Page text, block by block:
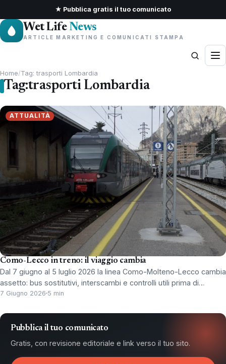
★ Pubblica gratis il tuo comunicato
Wet Life News
ARTICLE MARKETING E COMUNICATI STAMPA
Home/Tag: trasporti Lombardia
Tag:trasporti Lombardia
ATTUALITÀ
Como-Lecco in treno: il viaggio cambia
Dal 7 giugno al 5 luglio 2026 la linea Como-Molteno-Lecco cambia
assetto: bus sostitutivi, interscambi e controlli utili prima di…
7 Giugno 2026 5 min
Pubblica il tuo comunicato
Gratis, con revisione editoriale e link verso il tuo sito.